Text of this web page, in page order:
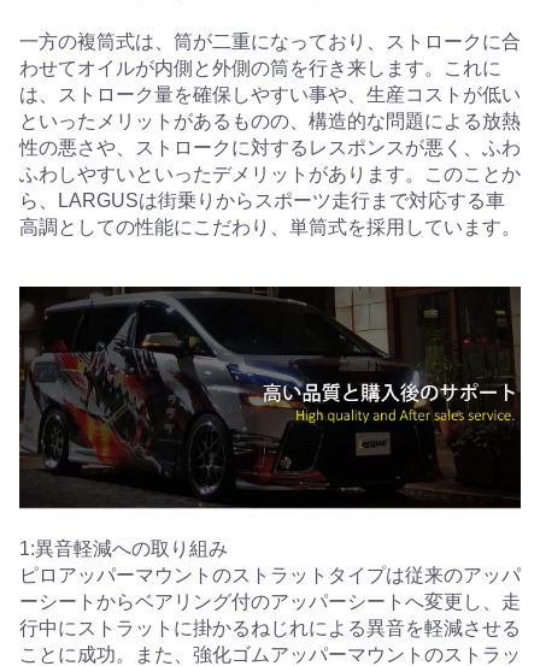
一方の複筒式は、筒が二重になっており、ストロークに合
わせてオイルが内側と外側の筒を行き来します。これに
は、ストローク量を確保しやすい事や、生産コストが低い
といったメリットがあるものの、構造的な問題による放熱
性の悪さや、ストロークに対するレスポンスが悪く、ふわ
ふわしやすいといったデメリットがあります。このことか
ら、LARGUSは街乗りからスポーツ走行まで対応する車
高調としての性能にこだわり、単筒式を採用しています。
1:異音軽減への取り組み
ピロアッパーマウントのストラットタイプは従来のアッパ
ーシートからベアリング付のアッパーシートへ変更し、走
行中にストラットに掛かるねじれによる異音を軽減させる
ことに成功。また、強化ゴムアッパーマウントのストラッ